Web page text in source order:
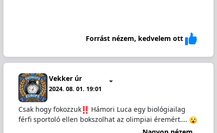
Forrást nézem, kedvelem ott
Vekker úr
2024. 08. 01. 19:01
Csak hogy fokozzuk
️ Hámori Luca egy biológiailag
férfi sportoló ellen bokszolhat az olimpiai éremért….